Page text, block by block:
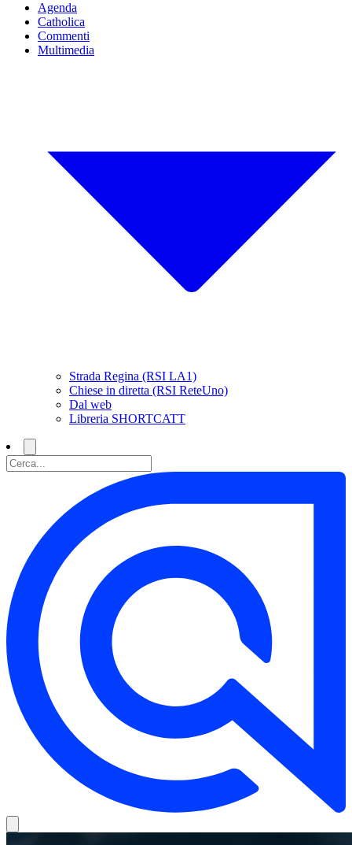
Agenda
Catholica
Commenti
Multimedia
Strada Regina (RSI LA1)
Chiese in diretta (RSI ReteUno)
Dal web
Libreria SHORTCATT